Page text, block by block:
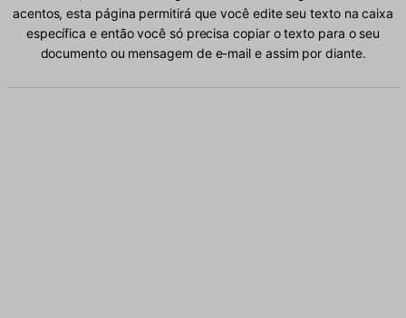
acentos, esta página permitirá que você edite seu texto na caixa
específica e então você só precisa copiar o texto para o seu
documento ou mensagem de e-mail e assim por diante.